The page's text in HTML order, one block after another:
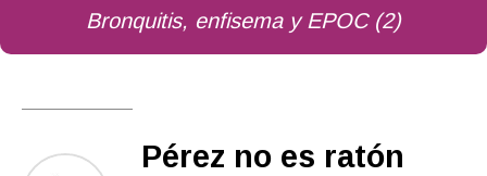
Bronquitis, enfisema y EPOC (2)
Pérez no es ratón